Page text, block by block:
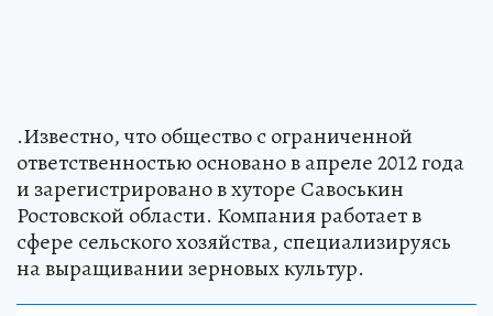
.Известно, что общество с ограниченной
ответственностью основано в апреле 2012 года
и зарегистрировано в хуторе Савоськин
Ростовской области. Компания работает в
сфере сельского хозяйства, специализируясь
на выращивании зерновых культур.